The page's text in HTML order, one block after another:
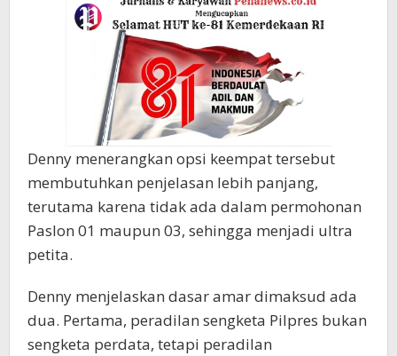
Denny menerangkan opsi keempat tersebut
membutuhkan penjelasan lebih panjang,
terutama karena tidak ada dalam permohonan
Paslon 01 maupun 03, sehingga menjadi ultra
petita.
Denny menjelaskan dasar amar dimaksud ada
dua. Pertama, peradilan sengketa Pilpres bukan
sengketa perdata, tetapi peradilan